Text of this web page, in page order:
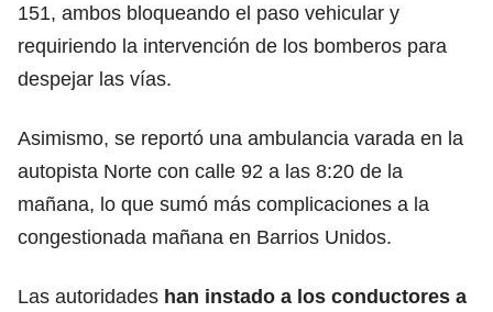
151, ambos bloqueando el paso vehicular y
requiriendo la intervención de los bomberos para
despejar las vías.
Asimismo, se reportó una ambulancia varada en la
autopista Norte con calle 92 a las 8:20 de la
mañana, lo que sumó más complicaciones a la
congestionada mañana en Barrios Unidos.
Las autoridades han instado a los conductores a